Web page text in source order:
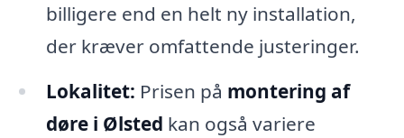
billigere end en helt ny installation,
der kræver omfattende justeringer.
Lokalitet: Prisen på montering af
døre i Ølsted kan også variere